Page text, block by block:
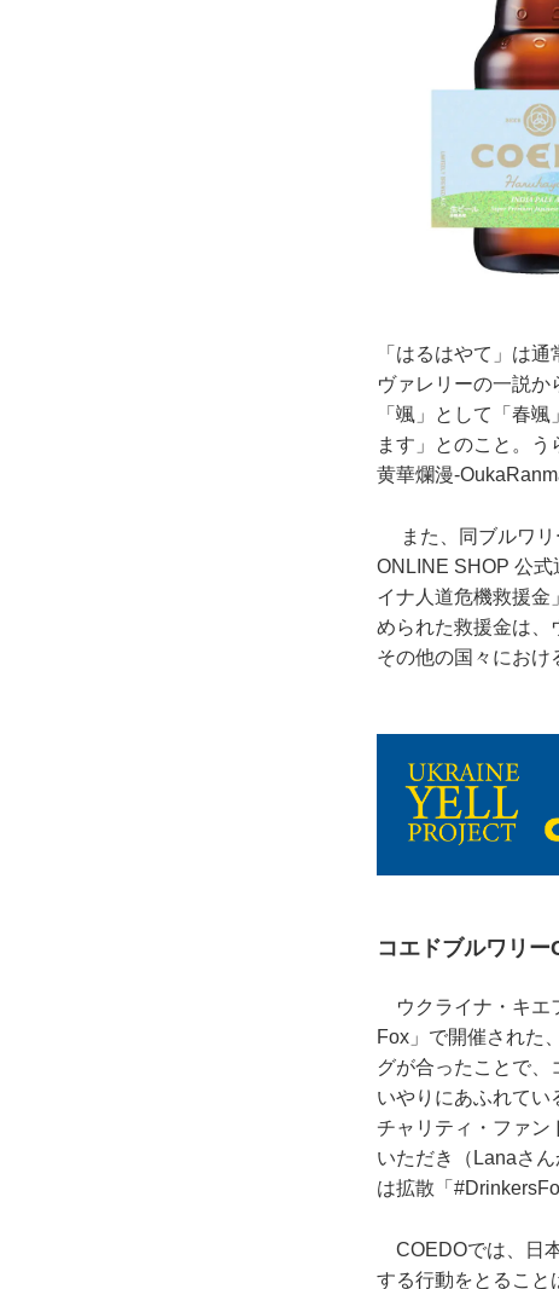
「はるはやて」は
ヴァレリーの一説
「颯」として「春
ます」とのこと。う
黄華爛漫-
また、同ブルワリ
ONLINE SHOP 公
イナ人道危機救援金
められた救援金は、
その他の国々におけ
コエドブルワリ
ウクライナ・キエ
Fox」で開催された
グが合ったことで、
いやりにあふれてい
チャリティ・ファン
いただき（Lanaさ
は拡散「
COEDOでは、日
する行動をとること